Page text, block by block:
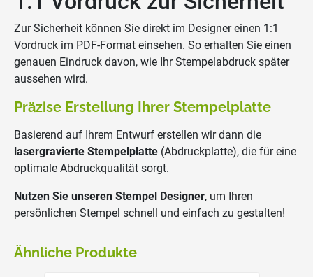
Zur Sicherheit können Sie direkt im Designer einen 1:1
Vordruck im PDF-Format einsehen. So erhalten Sie einen
genauen Eindruck davon, wie Ihr Stempelabdruck später
aussehen wird.
Präzise Erstellung Ihrer Stempelplatte
Basierend auf Ihrem Entwurf erstellen wir dann die
lasergravierte Stempelplatte (Abdruckplatte), die für eine
optimale Abdruckqualität sorgt.
Nutzen Sie unseren Stempel Designer, um Ihren
persönlichen Stempel schnell und einfach zu gestalten!
Ähnliche Produkte